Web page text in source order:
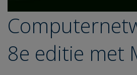
8e editie met